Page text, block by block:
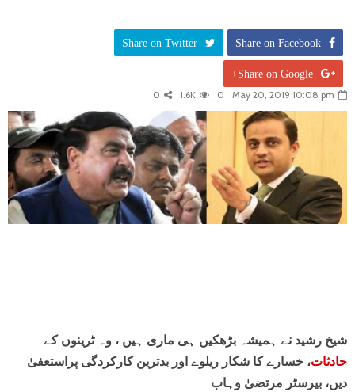
Share on Facebook
Share on Twitter
Share on Google+
May 20, 2019 10:08 pm
0
1.6K
0
شیخ رشید نے ہمیشہ بڑھکیں ہی ماری ہیں ، وہ ٹرینوں کے
حادثات، خسارے کا شکار ریلوے اور بدترین کارکردگی پراستعفیٰ
دیں، بیرسٹر مرتضیٰ وہاب